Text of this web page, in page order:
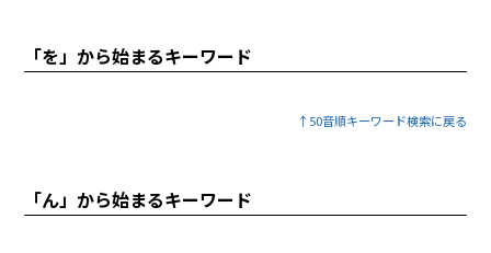
「を」から始まるキーワード
↑50音順キーワード検索に戻る
「ん」から始まるキーワード